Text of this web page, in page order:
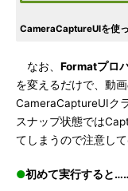
CameraCaptureUIを使
なお、 Formatプロ
を変えるだけで、動
CameraCaptureUIク
スナップ状態では
てしまうので注意して
●初めて実行すると